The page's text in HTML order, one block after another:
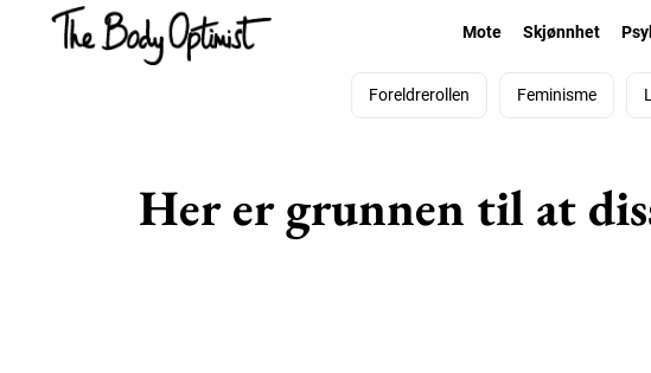
Mote Skjønnhet
Foreldrerollen Feminisme
Her er grunnen til at